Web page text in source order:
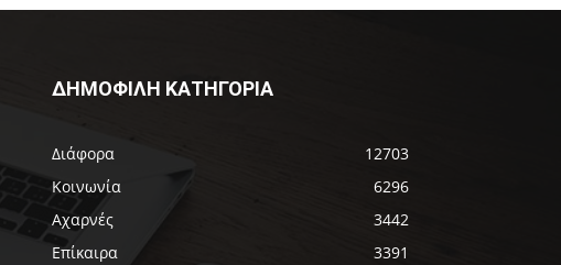
ΔΗΜΟΦΙΛΗ ΚΑΤΗΓΟΡΙΑ
Διάφορα
12703
Κοινωνία
6296
Αχαρνές
3442
Επίκαιρα
3391